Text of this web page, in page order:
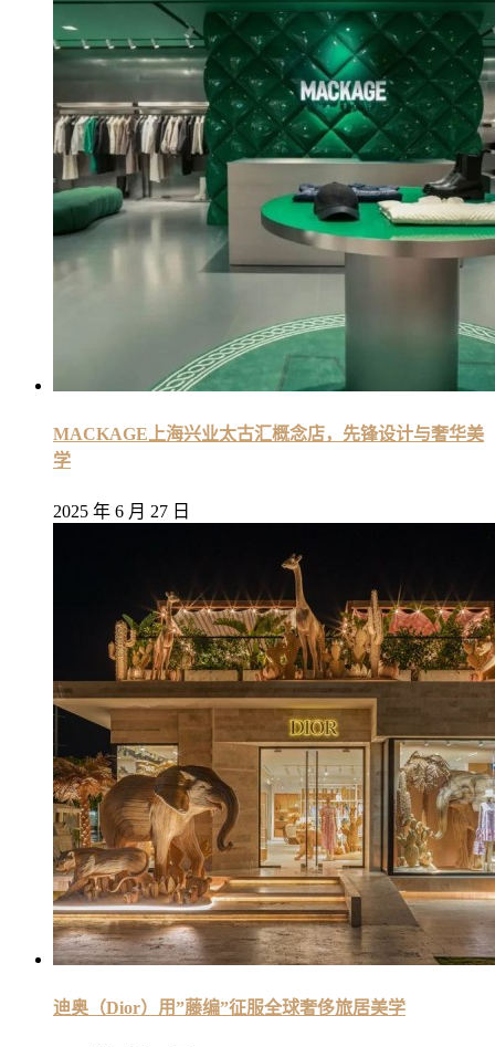
MACKAGE上海兴业太古汇概念店，先锋设计与奢华美
学
2025 年 6 月 27 日
迪奥（Dior）用”藤编”征服全球奢侈旅居美学